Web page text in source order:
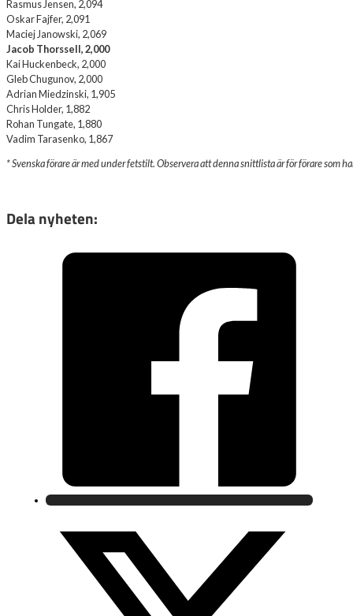
Rasmus Jensen, 2,094
Oskar Fajfer, 2,091
Maciej Janowski, 2,069
Jacob Thorssell, 2,000
Kai Huckenbeck, 2,000
Gleb Chugunov, 2,000
Adrian Miedzinski, 1,905
Chris Holder, 1,882
Rohan Tungate, 1,880
Vadim Tarasenko, 1,867
* Svenska förare är med under fetstilt. Observera att denna snittlista är för förare som
Dela nyheten: